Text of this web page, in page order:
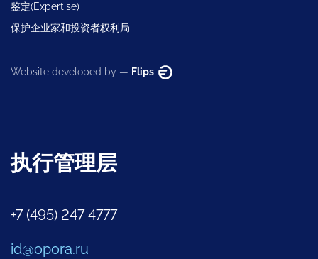
鉴定(Expertise)
保护企业家和投资者权利局
Website developed by — Flips
执行管理层
+7 (495) 247 4777
id@opora.ru